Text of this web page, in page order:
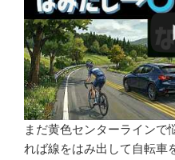
まだ黄色センターラインで
れば線をはみ出して自転車